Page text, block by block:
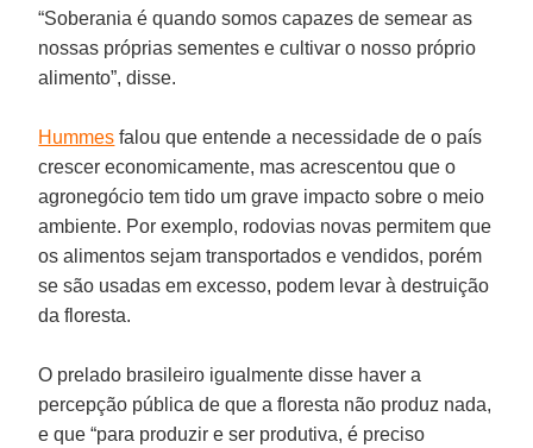
“Soberania é quando somos capazes de semear as
nossas próprias sementes e cultivar o nosso próprio
alimento”, disse.
Hummes falou que entende a necessidade de o país
crescer economicamente, mas acrescentou que o
agronegócio tem tido um grave impacto sobre o meio
ambiente. Por exemplo, rodovias novas permitem que
os alimentos sejam transportados e vendidos, porém
se são usadas em excesso, podem levar à destruição
da floresta.
O prelado brasileiro igualmente disse haver a
percepção pública de que a floresta não produz nada,
e que “para produzir e ser produtiva, é preciso